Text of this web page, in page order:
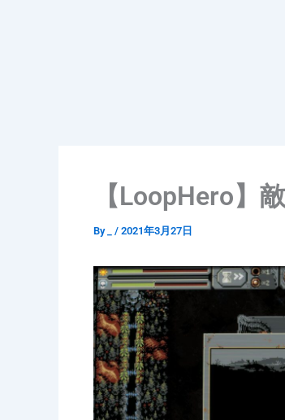
【LoopHero】
By / 2021年3月27日